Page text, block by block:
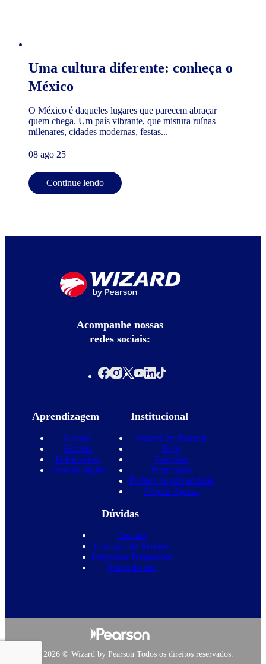
Uma cultura diferente: conheça o
México
O México é daqueles lugares que parecem abraçar
quem chega. Um país vibrante, que mistura ruínas
milenares, cidades modernas, festas...
08 ago 25
Continue lendo
Acompanhe nossas
redes sociais:
Aprendizagem
Cursos
Escolas
Diferenciais
Teste de inglês
Institucional
Wizard by Pearson
Blog
Parcerias
Promoções
Política de privacidade
Projeto Águias
Dúvidas
Contato
Franquia de Idiomas
Perguntas Frequentes
Mapa do site
Copyright 2026 © Wizard by Pearson Todos os direitos reservados.